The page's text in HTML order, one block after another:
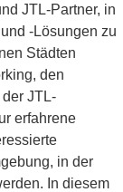
JTL-Partner, in
-Lösungen zu
Städten
den
JTL-
erfahrene
in der
In diesem